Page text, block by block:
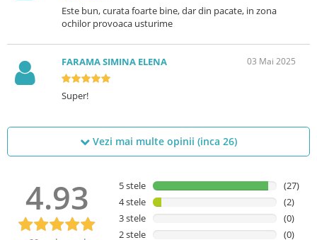
Este bun, curata foarte bine, dar din pacate, in zona
ochilor provoaca usturime
FARAMA SIMINA ELENA 03 Mai 2025
Super!
Vezi mai multe opinii (inca 26)
4.93 5 stele
(27)
4 stele
(2)
3 stele
(0)
2 stele
(0)